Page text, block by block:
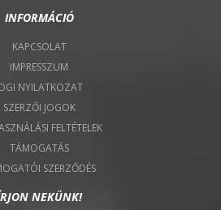
INFORMÁCIÓ
KAPCSOLAT
IMPRESSZUM
NYILATKOZAT
SZERZŐI JOGOK
FELTÉTELEK
TÁMOGATÁS
SZERZŐDÉS
NEKÜNK!